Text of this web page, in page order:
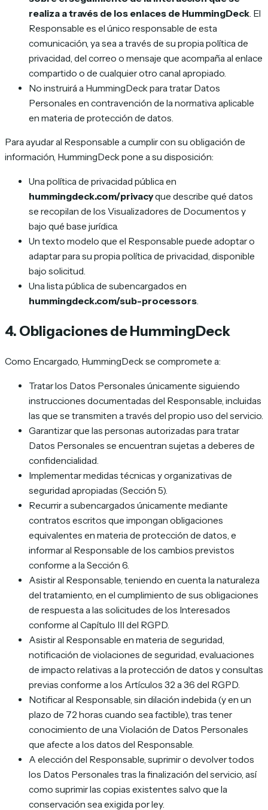
realiza a través de los enlaces de HummingDeck . El
Responsable es el único responsable de esta
comunicación, ya sea a través de su propia política de
privacidad, del correo o mensaje que acompaña al enlace
compartido o de cualquier otro canal apropiado.
No instruirá a HummingDeck para tratar Datos
Personales en contravención de la normativa aplicable
en materia de protección de datos.
Para ayudar al Responsable a cumplir con su obligación de
información, HummingDeck pone a su disposición:
Una política de privacidad pública en
hummingdeck.com/privacyque describe qué datos
se recopilan de los Visualizadores de Documentos y
bajo qué base jurídica.
Un texto modelo que el Responsable puede adoptar o
adaptar para su propia política de privacidad, disponible
bajo solicitud.
Una lista pública de subencargados en
hummingdeck.com/sub-processors
4. Obligaciones de HummingDeck
Como Encargado, HummingDeck se compromete a:
Tratar los Datos Personales únicamente siguiendo
instrucciones documentadas del Responsable, incluidas
las que se transmiten a través del propio uso del servicio.
Garantizar que las personas autorizadas para tratar
Datos Personales se encuentran sujetas a deberes de
confidencialidad.
Implementar medidas técnicas y organizativas de
seguridad apropiadas (Sección 5).
Recurrir a subencargados únicamente mediante
contratos escritos que impongan obligaciones
equivalentes en materia de protección de datos, e
informar al Responsable de los cambios previstos
conforme a la Sección 6.
Asistir al Responsable, teniendo en cuenta la naturaleza
del tratamiento, en el cumplimiento de sus obligaciones
de respuesta a las solicitudes de los Interesados
conforme al Capítulo III del RGPD.
Asistir al Responsable en materia de seguridad,
notificación de violaciones de seguridad, evaluaciones
de impacto relativas a la protección de datos y consultas
previas conforme a los Artículos 32 a 36 del RGPD.
Notificar al Responsable, sin dilación indebida (y en un
plazo de 72 horas cuando sea factible), tras tener
conocimiento de una Violación de Datos Personales
que afecte a los datos del Responsable.
A elección del Responsable, suprimir o devolver todos
los Datos Personales tras la finalización del servicio, así
como suprimir las copias existentes salvo que la
conservación sea exigida por ley.